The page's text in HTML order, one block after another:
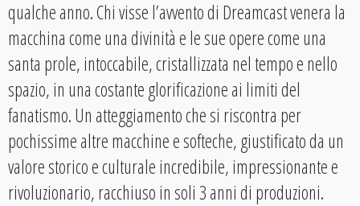
qualche anno. Chi visse l’avvento di Dreamcast venera la
macchina come una divinità e le sue opere come una
santa prole, intoccabile, cristallizzata nel tempo e nello
spazio, in una costante glorificazione ai limiti del
fanatismo. Un atteggiamento che si riscontra per
pochissime altre macchine e softeche, giustificato da un
valore storico e culturale incredibile, impressionante e
rivoluzionario, racchiuso in soli 3 anni di produzioni.